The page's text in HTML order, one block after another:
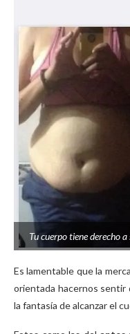
Tu cuerpo tiene derecho
Es lamentable que la
orientada hacernos sentir
la fantasía de alcanzar el